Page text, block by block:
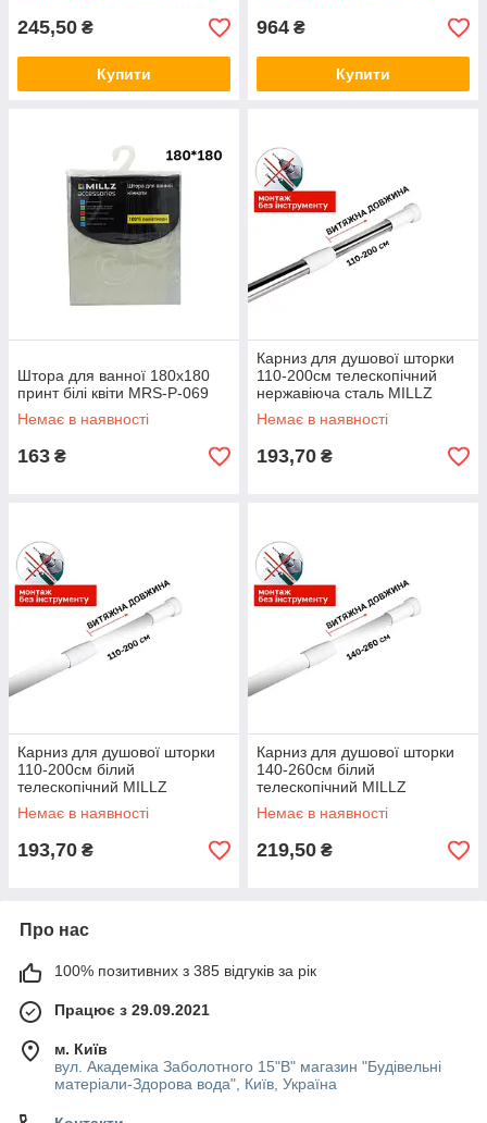
245,50 ₴
Купити
964 ₴
Купити
Штора для ванної 180х180
принт білі квіти MRS-P-069
Немає в наявності
163 ₴
Карниз для душової шторки
110-200см телескопічний
нержавіюча сталь MILLZ
Немає в наявності
193,70 ₴
Карниз для душової шторки
110-200см білий
телескопічний MILLZ
Немає в наявності
193,70 ₴
Карниз для душової шторки
140-260см білий
телескопічний MILLZ
Немає в наявності
219,50 ₴
Про нас
100% позитивних з 385 відгуків за рік
Працює з 29.09.2021
м. Київ
вул. Академіка Заболотного 15"В" магазин "Будівельні
матеріали-Здорова вода", Київ, Україна